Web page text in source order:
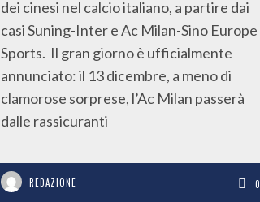
dei cinesi nel calcio italiano, a partire dai
casi Suning-Inter e Ac Milan-Sino Europe
Sports. Il gran giorno è ufficialmente
annunciato: il 13 dicembre, a meno di
clamorose sorprese, l’Ac Milan passerà
dalle rassicuranti
REDAZIONE 0